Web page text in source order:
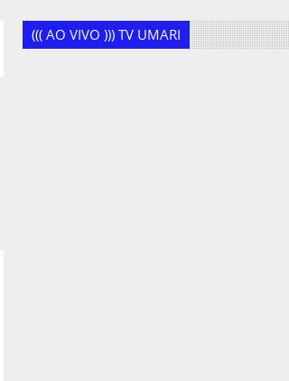
((( AO VIVO ))) TV UMARI